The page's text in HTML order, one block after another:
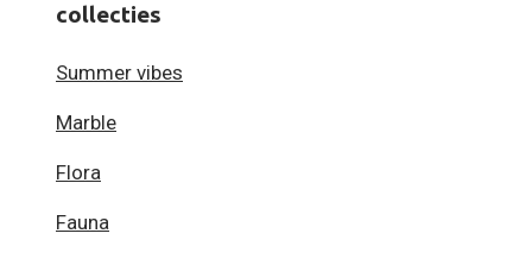
collecties
Summer vibes
Marble
Flora
Fauna